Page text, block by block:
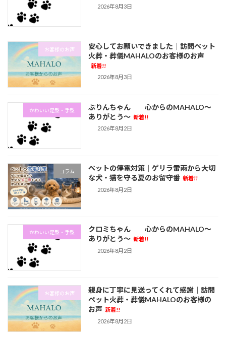
2026年8月3日
お客様のお声
安心してお願いできました｜訪問ペット
火葬・葬儀MAHALOのお客様のお声
新着!!
2026年8月3日
かわいい足型・手型
ぷりんちゃん 心からのMAHALO～
ありがとう～ 新着!!
2026年8月2日
コラム
ペットの停電対策｜ゲリラ雷雨から大切
な犬・猫を守る夏のお留守番 新着!!
2026年8月2日
かわいい足型・手型
クロミちゃん 心からのMAHALO～
ありがとう～ 新着!!
2026年8月2日
お客様のお声
親身に丁寧に見送ってくれて感謝｜訪問
ペット火葬・葬儀MAHALOのお客様の
お声 新着!!
2026年8月2日